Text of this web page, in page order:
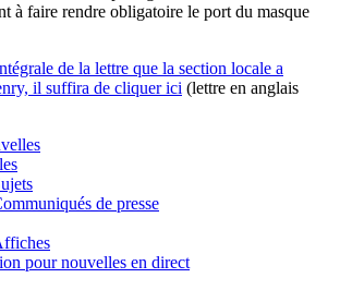
à faire rendre obligatoire le port du masque
de la lettre que la section locale a
il suffira de cliquer ici (lettre en anglais
de presse
pour nouvelles en direct